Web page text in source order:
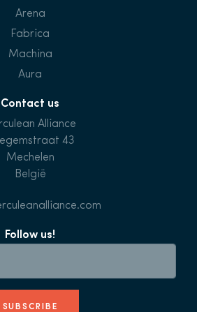
Arena
Fabrica
Machina
Aura
Contact us
Alliance
43
Mechelen
België
Follow us!
SUBSCRIBE